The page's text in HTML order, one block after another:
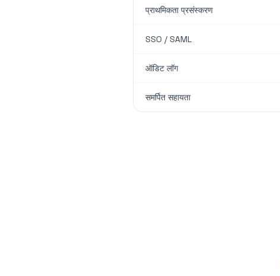
प्राथमिकता प्रसंस्करण
SSO / SAML
ऑडिट लॉग
समर्पित सहायता